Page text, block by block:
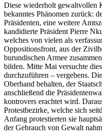
Diese wiederholt gewaltvollen
bekanntes Phänomen zurück:
Präsidenten, eine weitere
kandidierte Präsident Pierre
welches von vielen als
Oppositionsfront, aus der
burundischen Armee
bilden. Mitte Mai versuchte
durchzuführen – vergebens.
Oberhand behalten, der
anschließend die
kontrovers erachtet wird.
Protestbezirke, welche sich
Anfang protestierten sie
der Gebrauch von Gewalt